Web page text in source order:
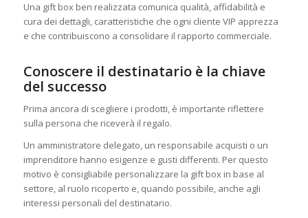
Una gift box ben realizzata comunica qualità, affidabilità e
cura dei dettagli, caratteristiche che ogni cliente VIP apprezza
e che contribuiscono a consolidare il rapporto commerciale.
Conoscere il destinatario è la chiave
del successo
Prima ancora di scegliere i prodotti, è importante riflettere
sulla persona che riceverà il regalo.
Un amministratore delegato, un responsabile acquisti o un
imprenditore hanno esigenze e gusti differenti. Per questo
motivo è consigliabile personalizzare la gift box in base al
settore, al ruolo ricoperto e, quando possibile, anche agli
interessi personali del destinatario.